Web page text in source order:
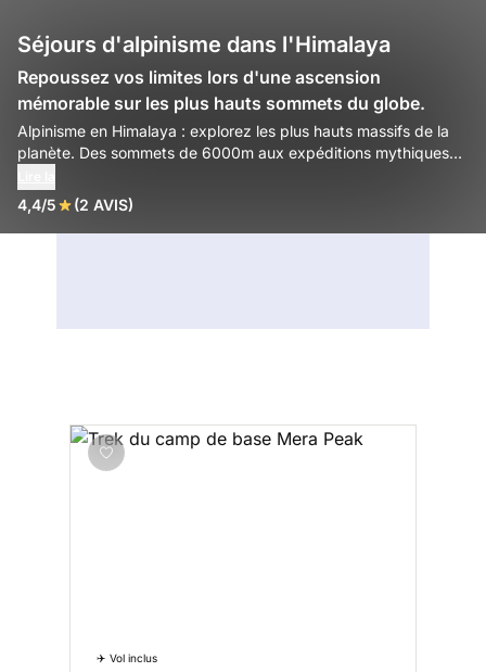
Séjours d'alpinisme dans l'Himalaya
Repoussez vos limites lors d'une ascension
mémorable sur les plus hauts sommets du globe.
Alpinisme en Himalaya : explorez les plus hauts massifs de la
planète. Des sommets de 6000m aux expéditions mythiques
encadrés par des experts. Vivez l'aventure des géants.
4,4/5 (2 AVIS)
✈️ Vol inclus